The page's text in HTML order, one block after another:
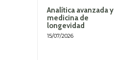
Analítica avanzada y
medicina de
longevidad
15/07/2026